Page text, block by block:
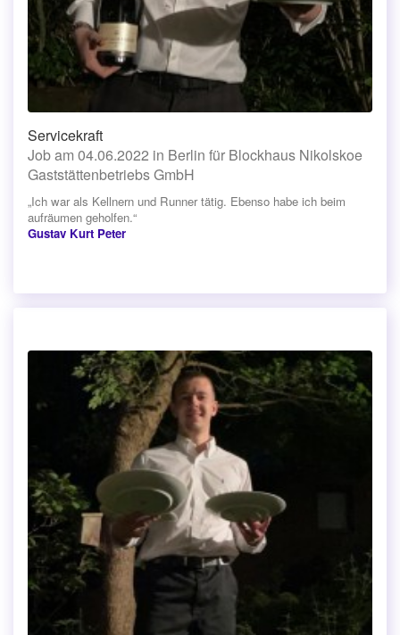
Servicekraft
Job am 04.06.2022 in Berlin für Blockhaus Nikolskoe
Gaststättenbetriebs GmbH
„Ich war als Kellnern und Runner tätig. Ebenso habe ich beim
aufräumen geholfen.“
Gustav Kurt Peter